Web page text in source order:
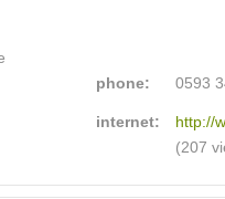
phone: 0593
internet:
http://
(207